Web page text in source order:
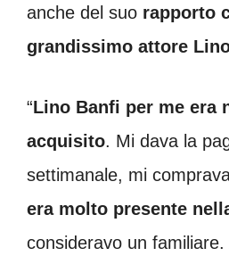
anche del suo rapporto
grandissimo attore
“Lino Banfi per me era
acquisito. Mi dava la
settimanale, mi
era molto presente
consideravo un